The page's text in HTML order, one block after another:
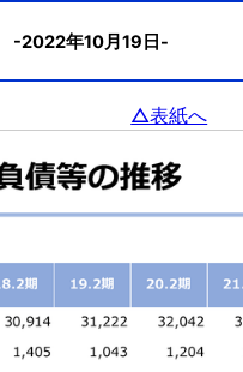
-2022年10月19日-
△表紙へ